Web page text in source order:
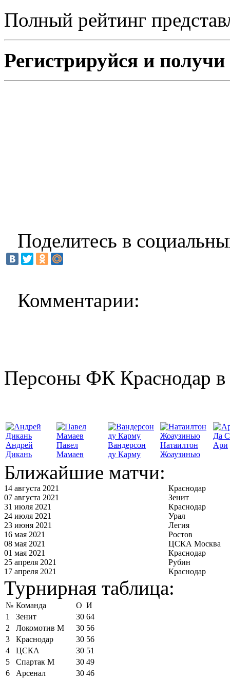
Полный рейтинг
Регистрируйся и
Поделитесь в
Комментарии:
Персоны ФК Краснодар в
Андрей
Дикань
Павел
Мамаев
Вандерсон
ду Карму
Натаилтон
Жоаузинью
Да
Ари
Ближайшие матчи:
14 августа 2021
Краснодар
07 августа 2021
Зенит
31 июля 2021
Краснодар
24 июля 2021
Урал
23 июня 2021
Легия
16 мая 2021
Ростов
08 мая 2021
ЦСКА Москва
01 мая 2021
Краснодар
25 апреля 2021
Рубин
17 апреля 2021
Краснодар
Турнирная таблица:
№ Команда О И
1
Зенит 30 64
2
Локомотив М 30 56
3
Краснодар 30 56
4
ЦСКА 30 51
5
Спартак М 30 49
6
Арсенал 30 46